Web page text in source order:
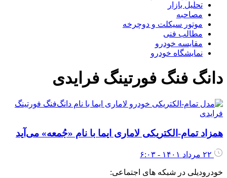
تحلیل بازار
مصاحبه
موتور سیکلت و دوچرخه
مطالب فنی
مقایسه خودرو
نمایشگاه خودرو
دانگ فنگ فورتینگ فرایدی
همزاد تمام-الکتریکی لاماری ایما با نام «جُمعه» می‌آید
خودرودیلی در شبکه های اجتماعی: